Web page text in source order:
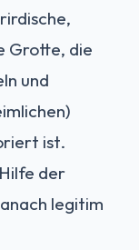
Grotte, die
und
ist.
der
legitim